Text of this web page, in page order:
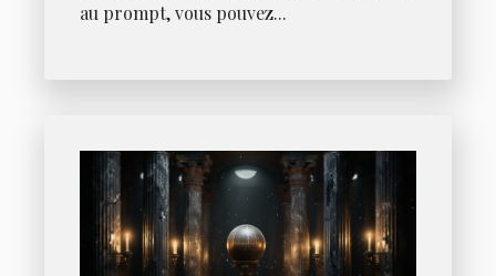
au prompt, vous pouvez...